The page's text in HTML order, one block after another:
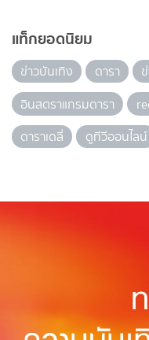
แท็กยอดนิยม
ข่าวบันเทิง ดารา
อินสตราแกรมดารา
ดาราเดลี่
ดูทีวีออนไลน์